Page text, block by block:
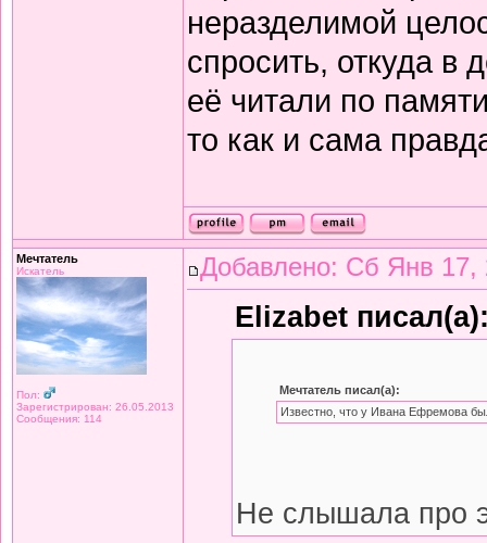
неразделимой
спросить, откуда в
её читали по
то как и сама
Мечтатель
Искатель
Пол:
Зарегистрирован: 26.05.2013
Сообщения: 114
Добавлено: Сб Янв 17,
Elizabet
Мечтатель писал(а):
Известно, что у Ивана Ефремова
Не слышала про